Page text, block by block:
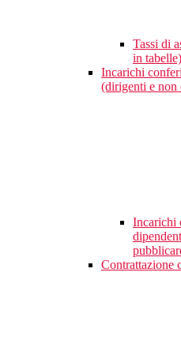
Tassi di
in tabelle)
Incarichi
(dirigenti e non
Incarichi
Contrattazione